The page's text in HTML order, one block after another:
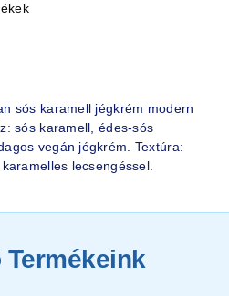
sós karamell jégkrém modern
sós karamell, édes-sós
vegán jégkrém. Textúra:
lecsengéssel.
Termékeink